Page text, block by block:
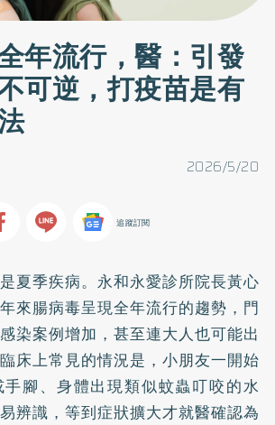
年流行，醫：引發
可逆，打疫苗是有
2026/5/20
追蹤訂閱
夏季疾病。永和永愛診所院長黃心
來腸病毒呈現全年流行的趨勢，門
染案例增加，甚至連大人也可能出
床上常見的情況是，小朋友一開始
腳、身體出現類似蚊蟲叮咬的水
辨識，等到症狀擴大才就醫確認為